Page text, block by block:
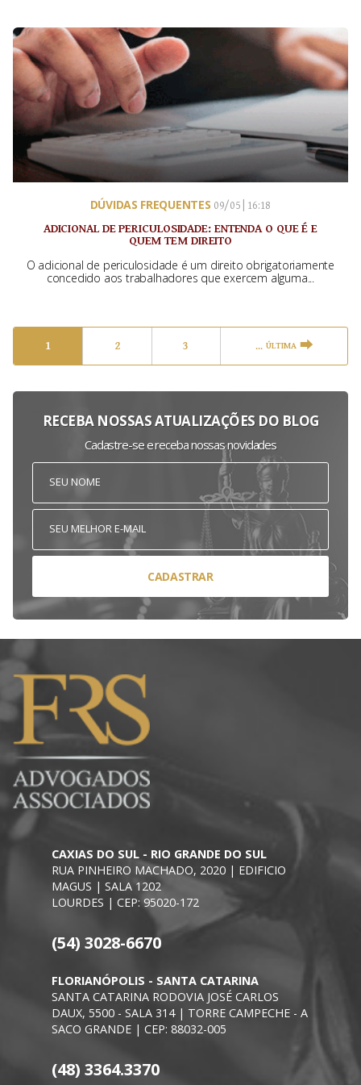
DÚVIDAS FREQUENTES 09/05 | 16:18
ADICIONAL DE PERICULOSIDADE: ENTENDA O QUE É E
QUEM TEM DIREITO
O adicional de periculosidade é um direito obrigatoriamente
concedido aos trabalhadores que exercem alguma...
1 2 3 ÚLTIMA
RECEBA NOSSAS ATUALIZAÇÕES DO BLOG
Cadastre-se e receba nossas novidades
CADASTRAR
CAXIAS DO SUL - RIO GRANDE DO SUL
RUA PINHEIRO MACHADO, 2020 | EDIFICIO
MAGUS | SALA 1202
LOURDES | CEP: 95020-172
(54) 3028-6670
FLORIANÓPOLIS - SANTA CATARINA
SANTA CATARINA RODOVIA JOSÉ CARLOS
DAUX, 5500 - SALA 314 | TORRE CAMPECHE - A
SACO GRANDE | CEP: 88032-005
(48) 3364.3370